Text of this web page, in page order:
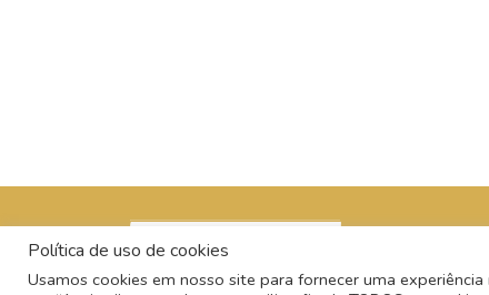
Política de uso de cookies
Usamos cookies em nosso site para fornecer uma